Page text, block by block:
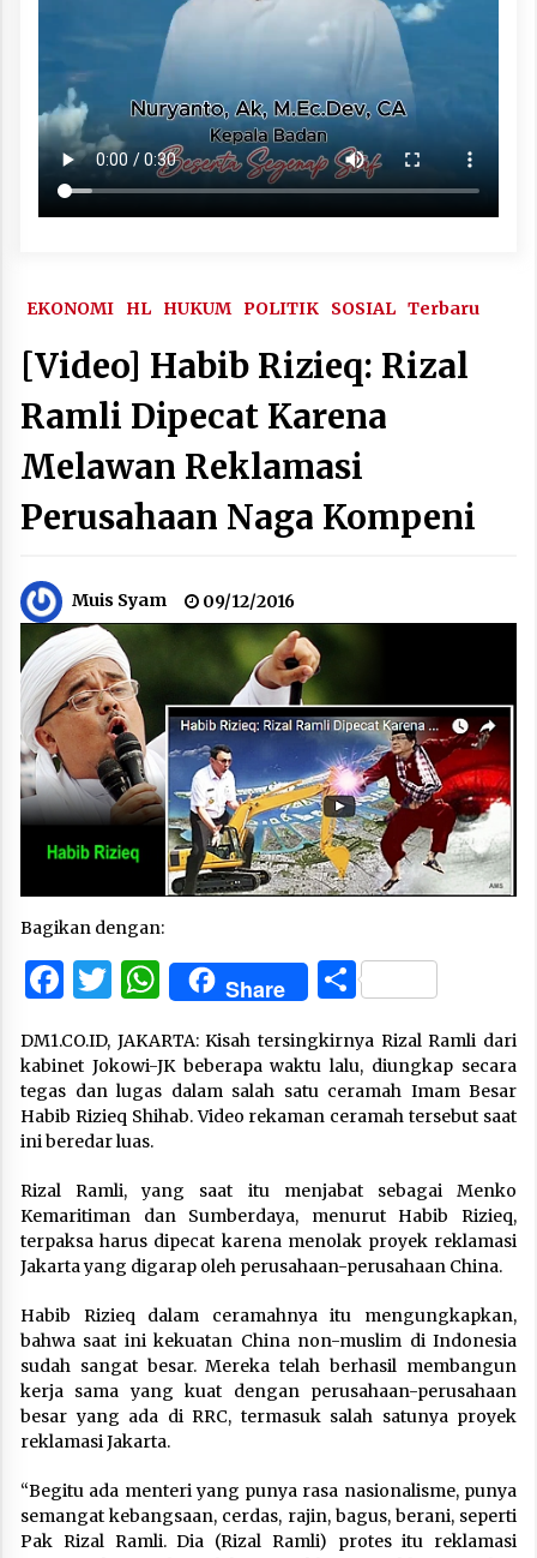
EKONOMI HL HUKUM POLITIK SOSIAL Terbaru
[Video] Habib Rizieq: Rizal
Ramli Dipecat Karena
Melawan Reklamasi
Perusahaan Naga Kompeni
Muis Syam 09/12/2016
Bagikan dengan:
Facebook
Twitter
WhatsApp
Share Share
DM1.CO.ID, JAKARTA: Kisah tersingkirnya Rizal Ramli dari
kabinet Jokowi-JK beberapa waktu lalu, diungkap secara
tegas dan lugas dalam salah satu ceramah Imam Besar
Habib Rizieq Shihab. Video rekaman ceramah tersebut saat
ini beredar luas.
Rizal Ramli, yang saat itu menjabat sebagai Menko
Kemaritiman dan Sumberdaya, menurut Habib Rizieq,
terpaksa harus dipecat karena menolak proyek reklamasi
Jakarta yang digarap oleh perusahaan-perusahaan China.
Habib Rizieq dalam ceramahnya itu mengungkapkan,
bahwa saat ini kekuatan China non-muslim di Indonesia
sudah sangat besar. Mereka telah berhasil membangun
kerja sama yang kuat dengan perusahaan-perusahaan
besar yang ada di RRC, termasuk salah satunya proyek
reklamasi Jakarta.
“Begitu ada menteri yang punya rasa nasionalisme, punya
semangat kebangsaan, cerdas, rajin, bagus, berani, seperti
Pak Rizal Ramli. Dia (Rizal Ramli) protes itu reklamasi